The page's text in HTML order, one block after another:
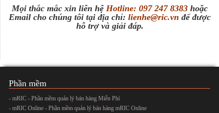
Mọi thắc mắc xin liên hệ Hotline: 097 247 8383 hoặc
Email cho chúng tôi tại địa chỉ: lienhe@ric.vn để được
hỗ trợ và giải đáp.
Phần mềm
- mRIC - Phần mềm quản lý bán hàng Miễn Phí
- mRIC Online - Phần mềm quản lý bán hàng mRIC Online